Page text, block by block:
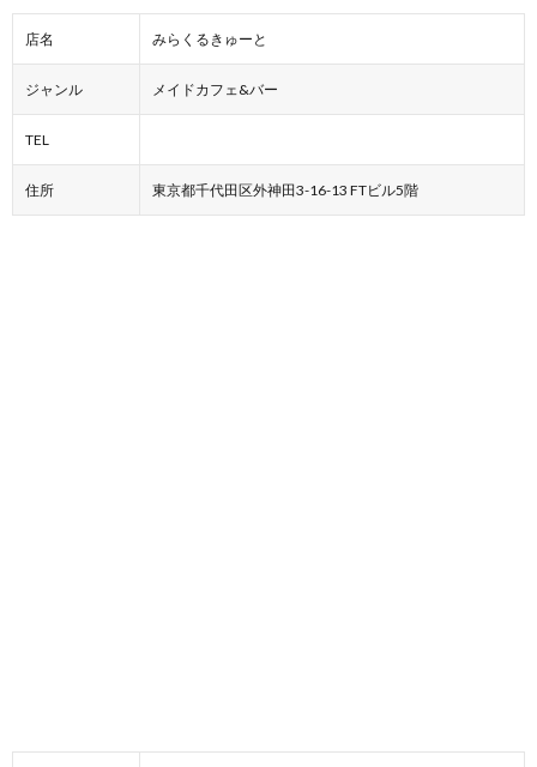
店名 みらくるきゅーと
ジャンル メイドカフェ&バー
TEL
住所 東京都千代田区外神田3-16-13 FTビル5階